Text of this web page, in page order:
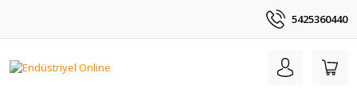
5425360440